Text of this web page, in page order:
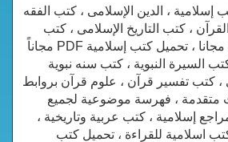
إسلامية ، الدين الإسلامى ، كتب الفقه
، كتب التاريخ الإسلامى ، كتب
إسلامية متنوعة PDF مجانا ، تحميل كتب إسلامية PDF مجاناً
السيرة النبوية ، كتب سنه نبوية
، كتب تفسير قرآن ، علوم قرآن بروابط
متقدمة ، فهرسة موضوعية لجميع
إسلامية ، كتب عربية وتاريخية ،
اسلامية للقراءة ، تحميل كتب